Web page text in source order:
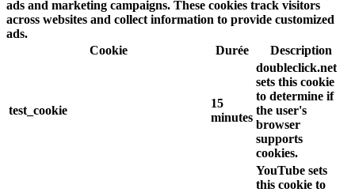
ads and marketing campaigns. These cookies track visitors
across websites and collect information to provide customized
ads.
Cookie
Durée Description
test_cookie
15
minutes
doubleclick.net
sets this cookie
to determine if
the user's
browser
supports
cookies.
YouTube sets
this cookie to